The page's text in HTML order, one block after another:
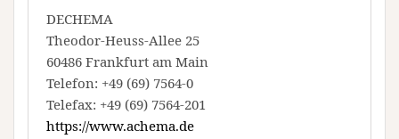
DECHEMA
Theodor-Heuss-Allee 25
60486 Frankfurt am Main
Telefon: +49 (69) 7564-0
Telefax: +49 (69) 7564-201
https://www.achema.de